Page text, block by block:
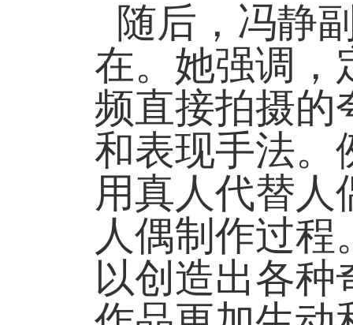
随后，冯静
在。她强调，
频直接拍摄的
和表现手法。
用真人代替人
人偶制作过
以创造出各种